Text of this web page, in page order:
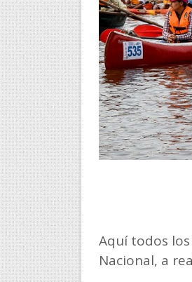
Aquí todos
Nacional, a